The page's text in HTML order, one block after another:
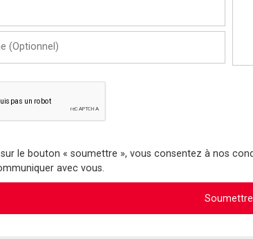
sur le bouton « soumettre », vous consentez à nos
avec vous.